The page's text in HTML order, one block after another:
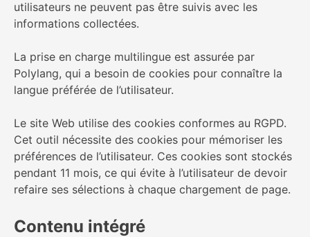
utilisateurs ne peuvent pas être suivis avec les
informations collectées.
La prise en charge multilingue est assurée par
Polylang, qui a besoin de cookies pour connaître la
langue préférée de l’utilisateur.
Le site Web utilise des cookies conformes au RGPD.
Cet outil nécessite des cookies pour mémoriser les
préférences de l’utilisateur. Ces cookies sont stockés
pendant 11 mois, ce qui évite à l’utilisateur de devoir
refaire ses sélections à chaque chargement de page.
Contenu intégré